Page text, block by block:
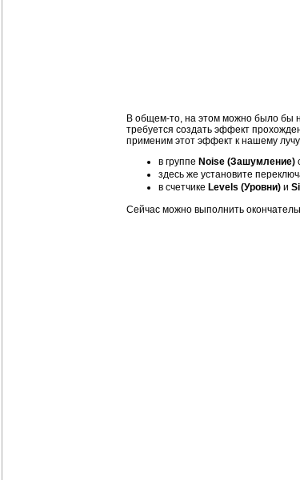
В общем-то, на этом можно было бы
требуется создать эффект
применим этот эффект к нашему
в группе Noise (Зашумление)
здесь же установите
в счетчике Levels (Уровни) и
Сейчас можно выполнить